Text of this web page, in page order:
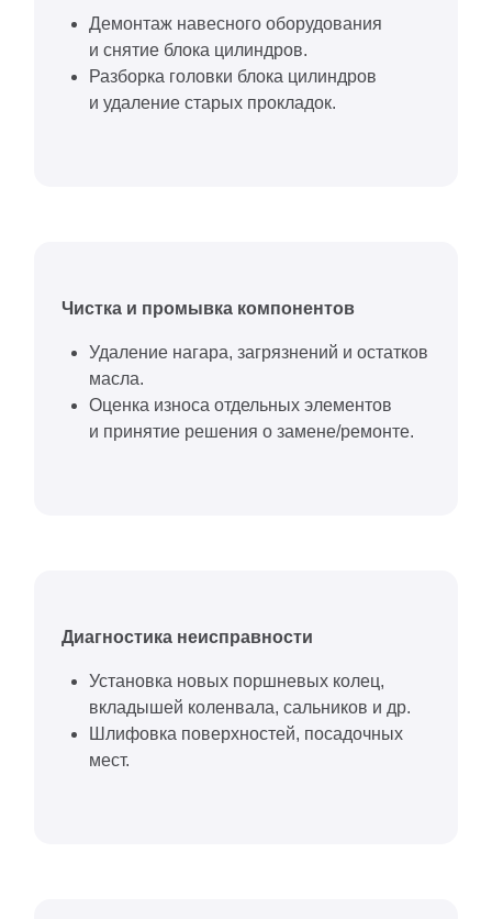
Демонтаж навесного оборудования
и снятие блока цилиндров.
Разборка головки блока цилиндров
и удаление старых прокладок.
Чистка и промывка компонентов
Удаление нагара, загрязнений и остатков
масла.
Оценка износа отдельных элементов
и принятие решения о замене/ремонте.
Диагностика неисправности
Установка новых поршневых колец,
вкладышей коленвала, сальников и др.
Шлифовка поверхностей, посадочных
мест.